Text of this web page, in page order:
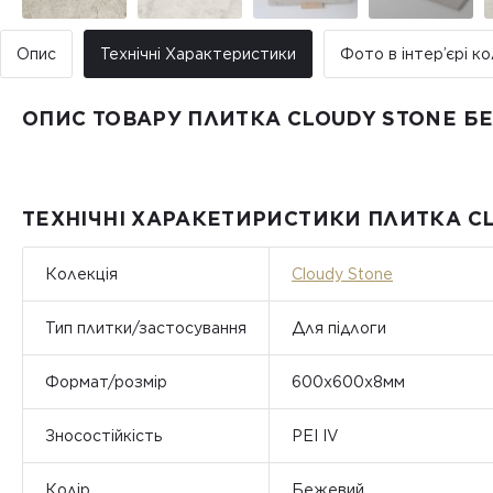
Опис Технічні Характеристики Фото в інтер’єрі
ОПИС ТОВАРУ ПЛИТКА CLOUDY STONE
ТЕХНІЧНІ ХАРАКЕТИРИСТИКИ ПЛИТКА
Колекція Cloudy Stone
Тип плитки/застосування Для підлоги
Формат/розмір 600х600х8мм
Зносостійкість PEI IV